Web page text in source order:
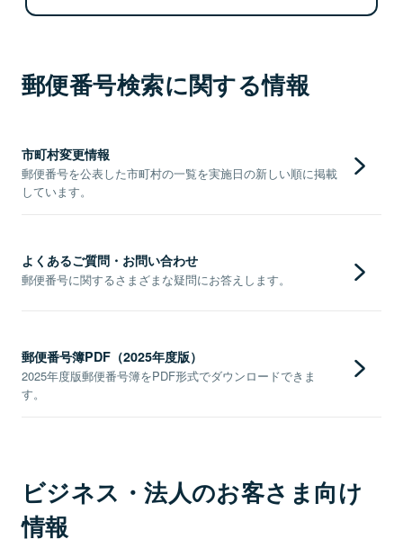
郵便番号検索に関する情報
市町村変更情報
郵便番号を公表した市町村の一覧を実施日の新しい順に掲載
しています。
よくあるご質問・お問い合わせ
郵便番号に関するさまざまな疑問にお答えします。
郵便番号簿PDF（2025年度版）
2025年度版郵便番号簿をPDF形式でダウンロードできま
す。
ビジネス・法人のお客さま向け
情報